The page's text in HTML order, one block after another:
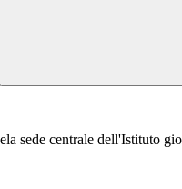
sede centrale dell'Istituto